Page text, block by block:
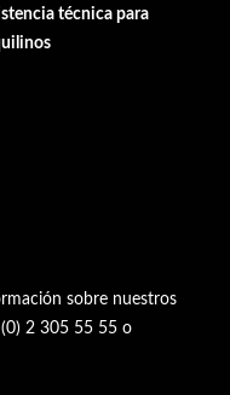
sobre nuestros
2 305 55 55 o
técnica para